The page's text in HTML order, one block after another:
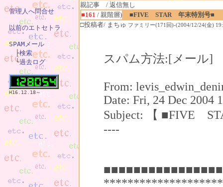
親記事 / 返信無し
■161 / 親階層)
■FIVE STAR 年末特別号■
□投稿者/ まちゅ ファミリー(171回)-(2004/12/24(金)
スパム方法:[メー
From:
Date: Fri, 24 Dec 2004
Subject: 【 ■FIVE
----
管理人へ問合せ
以前のエトセトラ
SPAMメール
├検索
└過去ログ
H16.12.18～